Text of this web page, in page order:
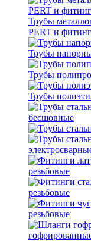
Трубы
PERT и
Трубы
Трубы
Трубы
бесшовные
резьбовые
резьбовые
резьбовые